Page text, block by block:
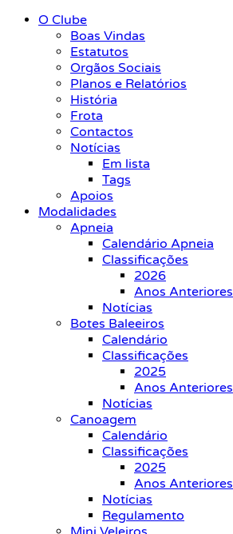
O Clube
Boas Vindas
Estatutos
Orgãos Sociais
Planos e Relatórios
História
Frota
Contactos
Notícias
Em lista
Tags
Apoios
Modalidades
Apneia
Calendário Apneia
Classificações
2026
Anos Anteriores
Notícias
Botes Baleeiros
Calendário
Classificações
2025
Anos Anteriores
Notícias
Canoagem
Calendário
Classificações
2025
Anos Anteriores
Notícias
Regulamento